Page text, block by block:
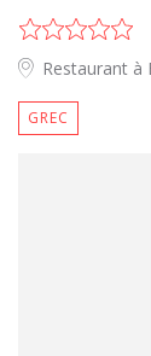
Restaurant à
GREC